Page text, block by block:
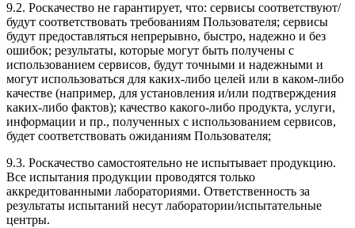
9.2. Роскачество не гарантирует, что: сервисы соответствуют/
будут соответствовать требованиям Пользователя; сервисы
будут предоставляться непрерывно, быстро, надежно и без
ошибок; результаты, которые могут быть получены с
использованием сервисов, будут точными и надежными и
могут использоваться для каких-либо целей или в каком-либо
качестве (например, для установления и/или подтверждения
каких-либо фактов); качество какого-либо продукта, услуги,
информации и пр., полученных с использованием сервисов,
будет соответствовать ожиданиям Пользователя;
9.3. Роскачество самостоятельно не испытывает продукцию.
Все испытания продукции проводятся только
аккредитованными лабораториями. Ответственность за
результаты испытаний несут лаборатории/испытательные
центры.